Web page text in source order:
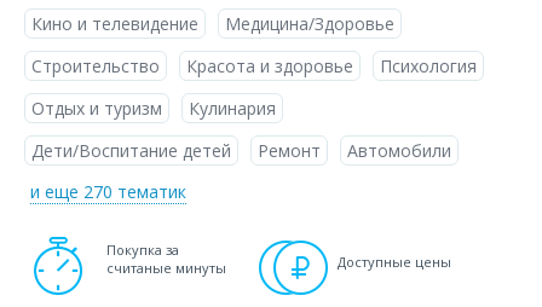
Кино и телевидение
Медицина/Здоровье
Строительство
Красота и здоровье
Психология
Отдых и туризм
Кулинария
Дети/Воспитание детей
Ремонт
Автомобили
и еще 270 тематик
Покупка за
считаные минуты
Доступные цены